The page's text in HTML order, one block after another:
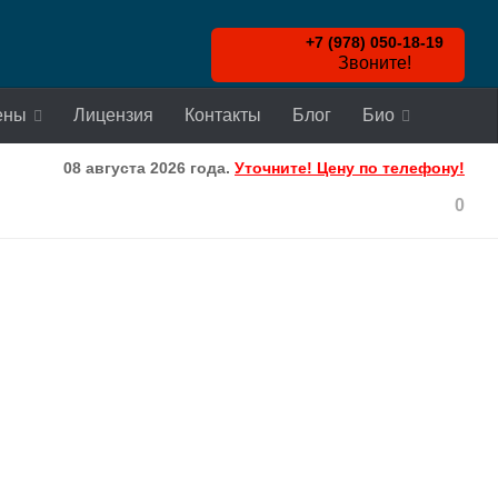
+7 (978) 050-18-19
Звоните!
Лицензия Контакты Блог Био
08 августа 2026 года. Уточните! Цену по телефону!
0